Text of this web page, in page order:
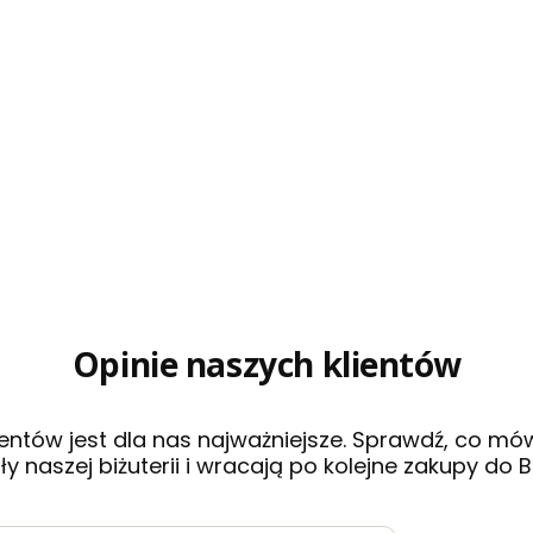
Opinie naszych klientów
jest dla nas najważniejsze. Sprawdź, co
naszej biżuterii i wracają po kolejne zakupy do